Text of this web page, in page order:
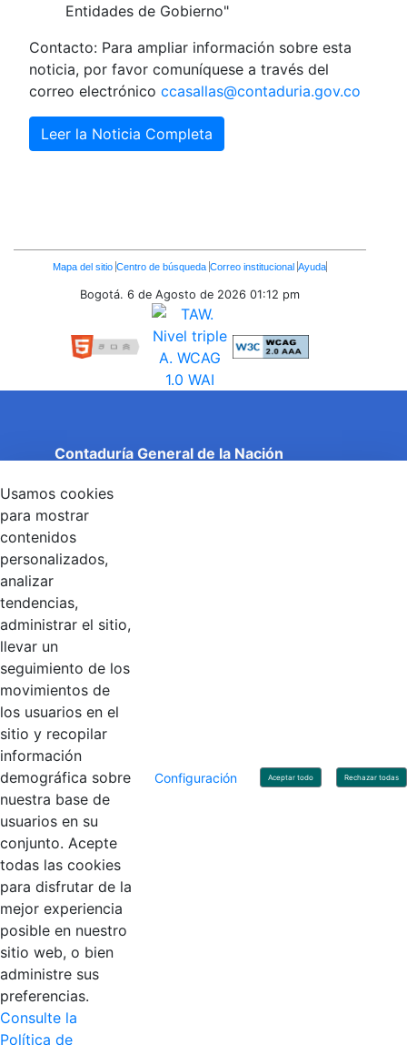
Entidades de Gobierno"
Contacto: Para ampliar información sobre esta
noticia, por favor comuníquese a través del
correo electrónico ccasallas@contaduria.gov.co
Leer la Noticia Completa
Enlaces
Inferiores
Mapa del sitio Centro de búsqueda Correo institucional Ayuda
Bogotá. 6 de Agosto de 2026 01:12 pm
Contaduría General de la Nación
Entidad adscrita al Ministerio de Hacienda y Crédito
Público
Torre 1 (Aire) - Piso 15, Bogotá D.C., Colombia
Código Postal: 111071
Linkedin
Contacto
Línea de servicio al ciudadano: +57(601) 492 64 00
Correo Institucional:
Correo de notificaciones judiciales:
notificacionjudicial@contaduria.gov.co
Correo de Asuntos disciplinarios:
asuntosdisciplinarios@contaduria.gov.co
Línea Anticorrupción: +57(601) 492 64 00 Ext. 4
Política de privacidad y protección de datos personales
Política de derechos de autor
Términos y condiciones de uso
© Copyright 2026 - Todos los derechos reservados
Gobierno de Colombia
Usamos cookies
para mostrar
contenidos
personalizados,
analizar
tendencias,
administrar el sitio,
llevar un
seguimiento de los
movimientos de
los usuarios en el
sitio y recopilar
información
demográfica sobre
nuestra base de
usuarios en su
conjunto. Acepte
todas las cookies
para disfrutar de la
mejor experiencia
posible en nuestro
sitio web, o bien
administre sus
preferencias.
Consulte la
Política de
Configuración Aceptar todo Rechazar todas